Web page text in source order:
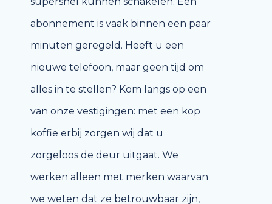
abonnement is vaak binnen een paar
minuten geregeld. Heeft u een
nieuwe telefoon, maar geen tijd om
alles in te stellen? Kom langs op een
van onze vestigingen: met een kop
koffie erbij zorgen wij dat u
zorgeloos de deur uitgaat. We
werken alleen met merken waarvan
we weten dat ze betrouwbaar zijn,